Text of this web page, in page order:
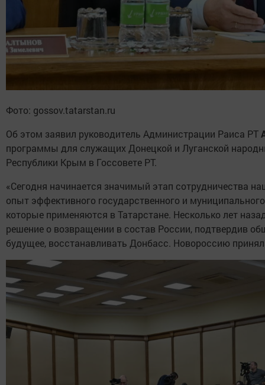
Фото: gossov.tatarstan.ru
Об этом заявил руководитель Администрации Раиса РТ
программы для служащих Донецкой и Луганской
Республики Крым в Госсовете РТ.
«Сегодня начинается значимый этап сотрудничества
опыт эффективного государственного и
которые применяются в Татарстане. Несколько лет
решение о возвращении в состав России, подтвердив
будущее, восстанавливать Донбасс. Новороссию